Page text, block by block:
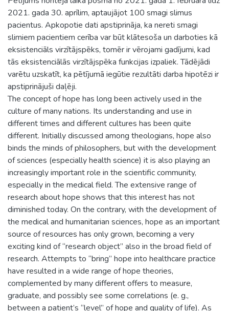
2021. gada 30. aprīlim, aptaujājot 100 smagi slimus
pacientus. Apkopotie dati apstiprināja, ka nereti smagi
slimiem pacientiem cerība var būt klātesoša un darboties kā
eksistenciāls virzītājspēks, tomēr ir vērojami gadījumi, kad
tās eksistenciālās virzītājspēka funkcijas izpaliek. Tādējādi
varētu uzskatīt, ka pētījumā iegūtie rezultāti darba hipotēzi ir
apstiprinājuši daļēji.
The concept of hope has long been actively used in the
culture of many nations. Its understanding and use in
different times and different cultures has been quite
different. Initially discussed among theologians, hope also
binds the minds of philosophers, but with the development
of sciences (especially health science) it is also playing an
increasingly important role in the scientific community,
especially in the medical field. The extensive range of
research about hope shows that this interest has not
diminished today. On the contrary, with the development of
the medical and humanitarian sciences, hope as an important
source of resources has only grown, becoming a very
exciting kind of “research object” also in the broad field of
research. Attempts to “bring” hope into healthcare practice
have resulted in a wide range of hope theories,
complemented by many different offers to measure,
graduate, and possibly see some correlations (e. g.,
between a patient’s “level” of hope and quality of life). As